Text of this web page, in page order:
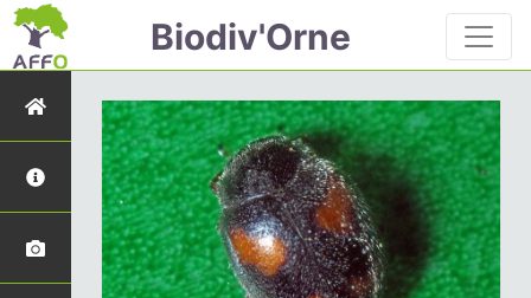
Biodiv'Orne